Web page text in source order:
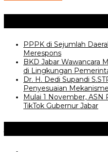
PPPK di Sejumlah
Merespons
BKD Jabar Wawancara
di Lingkungan
Dr. H. Dedi Supandi
Penyesuaian
Mulai 1 November, ASN
TikTok Gubernur Jabar